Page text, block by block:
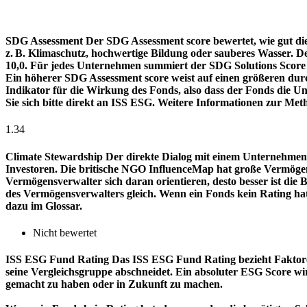
SDG Assessment Der SDG Assessment score bewertet, wie gut
z. B. Klimaschutz, hochwertige Bildung oder sauberes Wasser.
10,0. Für jedes Unternehmen summiert der SDG Solutions
Ein höherer SDG Assessment score weist auf einen größeren
Indikator für die Wirkung des Fonds, also dass der Fonds die
Sie sich bitte direkt an ISS ESG. Weitere Informationen zur
1.34
Climate Stewardship Der direkte Dialog mit einem
Investoren. Die britische NGO InfluenceMap hat große
Vermögensverwalter sich daran orientieren, desto besser ist
des Vermögensverwalters gleich. Wenn ein Fonds kein Rating
dazu im Glossar.
Nicht bewertet
ISS ESG Fund Rating Das ISS ESG Fund Rating bezieht
seine Vergleichsgruppe abschneidet. Ein absoluter ESG Score
gemacht zu haben oder in Zukunft zu machen.